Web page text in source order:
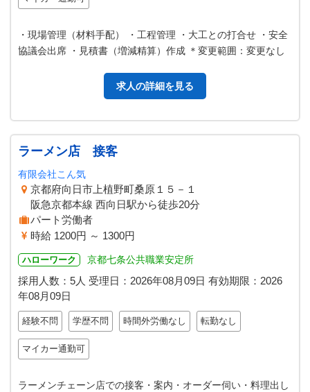
・現場管理（材料手配） ・工程管理 ・大工との打合せ ・安全
協議会出席 ・見積書（増減精算）作成 ＊変更範囲：変更なし
求人の詳細を見る
ラーメン店 接客
有限会社こん気
京都府向日市上植野町桑原１５－１
阪急京都本線 西向日駅から徒歩20分
パート労働者
時給 1200円 ～ 1300円
ハローワーク 京都七条公共職業安定所
採用人数：5人 受理日： 2026年08月09日 有効期限： 2026
年08月09日
経験不問 学歴不問 時間外労働なし 転勤なし
マイカー通勤可
ラーメンチェーン店での接客・案内・オーダー伺い・料理出し